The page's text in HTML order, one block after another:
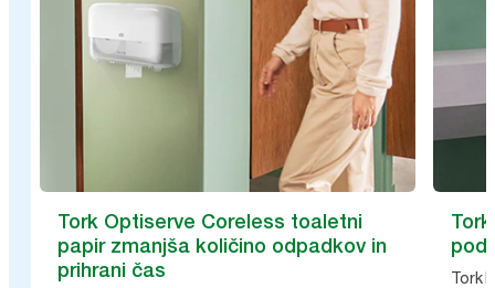
Tork Optiserve Coreless toaletni
papir zmanjša količino odpadkov in
prihrani čas
Tork